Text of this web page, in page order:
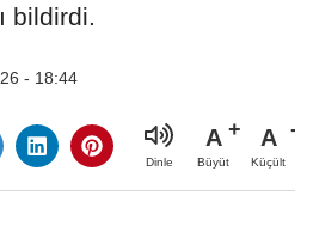
bildirdi.
- 18:44
Dinle
A
Büyüt
A
Küçült